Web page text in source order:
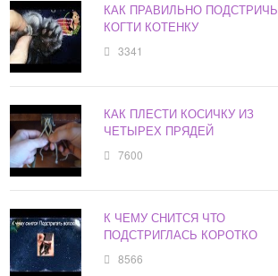
КАК ПРАВИЛЬНО ПОДСТРИЧЬ
КОГТИ КОТЕНКУ
3341
КАК ПЛЕСТИ КОСИЧКУ ИЗ
ЧЕТЫРЕХ ПРЯДЕЙ
7600
К ЧЕМУ СНИТСЯ ЧТО
ПОДСТРИГЛАСЬ КОРОТКО
8566